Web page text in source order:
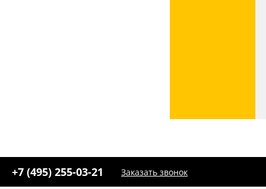
+7 (495) 255-03-21 Заказать звонок